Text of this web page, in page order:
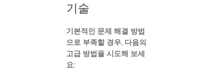
기술
기본적인 문제 해결 방법
으로 부족할 경우, 다음의
고급 방법을 시도해 보세
요: